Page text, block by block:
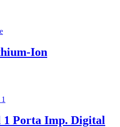
Ion
1 Porta Imp. Digital